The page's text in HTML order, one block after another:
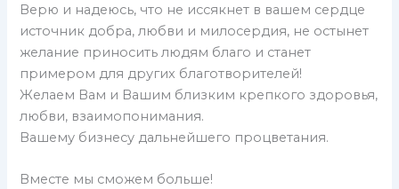
Верю и надеюсь, что не иссякнет в вашем сердце
источник добра, любви и милосердия, не остынет
желание приносить людям благо и станет
примером для других благотворителей!
Желаем Вам и Вашим близким крепкого здоровья,
любви, взаимопонимания.
Вашему бизнесу дальнейшего процветания.
Вместе мы сможем больше!